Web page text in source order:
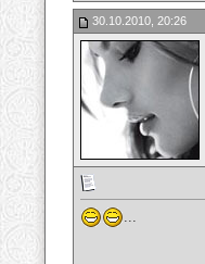
30.10.2010, 20:26